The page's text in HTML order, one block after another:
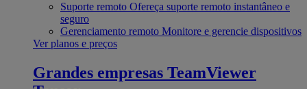
Suporte remoto Ofereça suporte remoto instantâneo e
seguro
Gerenciamento remoto Monitore e gerencie dispositivos
Ver planos e preços
Grandes empresas TeamViewer